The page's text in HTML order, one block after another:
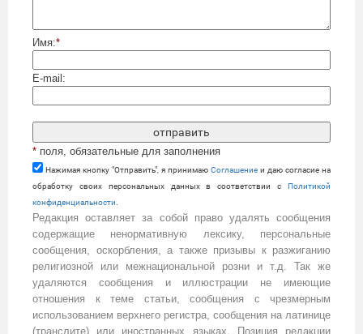
Имя:*
E-mail:
* поля, обязательные для заполнения
Нажимая кнопку "Отправить", я принимаю Cоглашение и даю согласие на
обработку своих персональных данных в соответствии с Политикой
конфиденциальности
Редакция оставляет за собой право удалять сообщения
содержащие ненормативную лексику, персональные
сообщения, оскорбления, а также призывы к разжиганию
религиозной или межнациональной розни и т.д. Так же
удаляются сообщения и иллюстрации не имеющие
отношения к теме статьи, сообщения с чрезмерным
использованием верхнего регистра, сообщения на латинице
(транслите) или иностранных языках. Позиция редакции